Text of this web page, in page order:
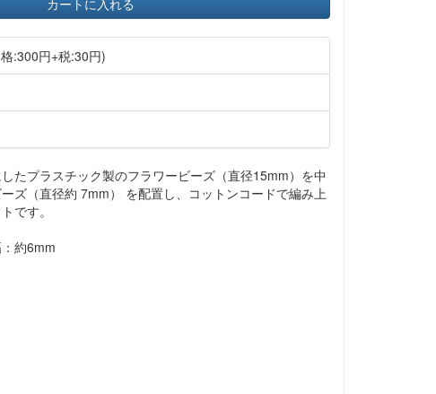
カートに入れる
:300円+税:30円)
たプラスチック製のフラワービーズ（直径15mm）を中
ズ（直径約 7mm） を配置し、コットンコードで編み上
です。
約6mm